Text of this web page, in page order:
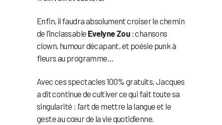
Enfin, il faudra absolument croiser le chemin
de l’inclassable Evelyne Zou: chansons
clown, humour décapant, et poésie punk à
fleurs au programme…
Avec ces spectacles 100% gratuits, Jacques
a dit continue de cultiver ce qui fait toute sa
singularité : l’art de mettre la langue et le
geste au cœur de la vie quotidienne.